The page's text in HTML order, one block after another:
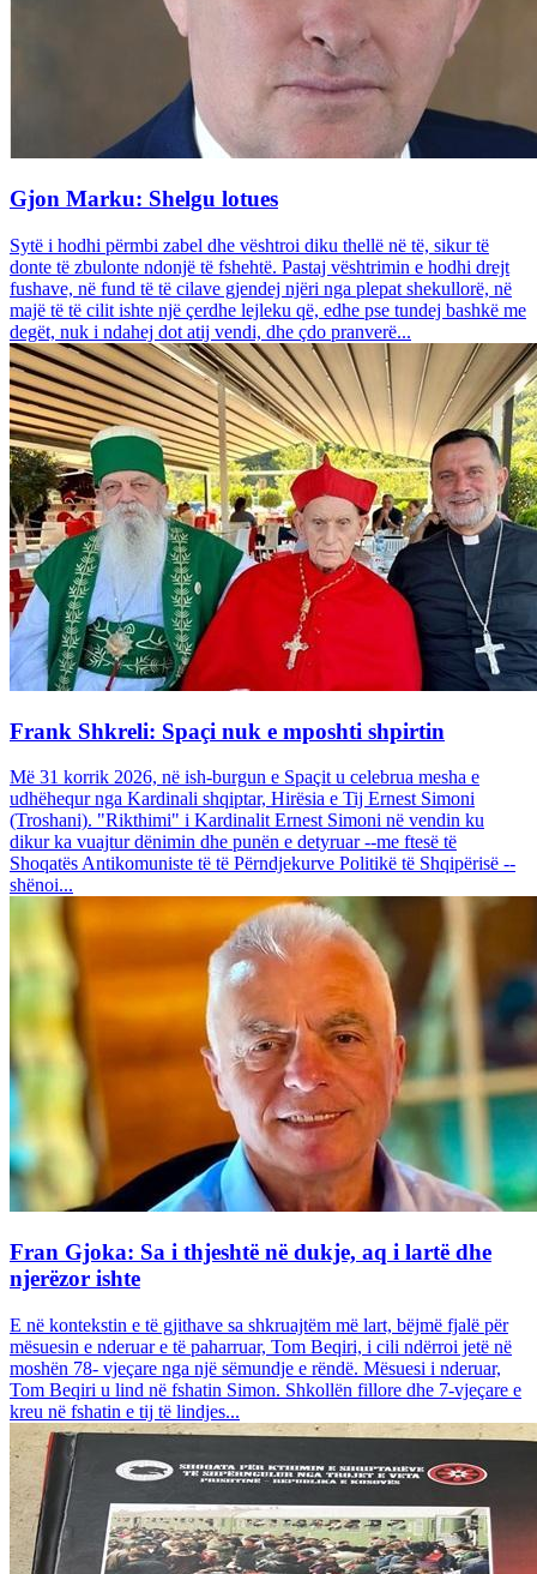
Gjon Marku: Shelgu lotues
Sytë i hodhi përmbi zabel dhe vështroi diku thellë në të, sikur të
donte të zbulonte ndonjë të fshehtë. Pastaj vështrimin e hodhi drejt
fushave, në fund të të cilave gjendej njëri nga plepat shekullorë, në
majë të të cilit ishte një çerdhe lejleku që, edhe pse tundej bashkë me
degët, nuk i ndahej dot atij vendi, dhe çdo pranverë...
Frank Shkreli: Spaçi nuk e mposhti shpirtin
Më 31 korrik 2026, në ish-burgun e Spaçit u celebrua mesha e
udhëhequr nga Kardinali shqiptar, Hirësia e Tij Ernest Simoni
(Troshani). "Rikthimi" i Kardinalit Ernest Simoni në vendin ku
dikur ka vuajtur dënimin dhe punën e detyruar --me ftesë të
Shoqatës Antikomuniste të të Përndjekurve Politikë të Shqipërisë --
shënoi...
Fran Gjoka: Sa i thjeshtë në dukje, aq i lartë dhe
njerëzor ishte
E në kontekstin e të gjithave sa shkruajtëm më lart, bëjmë fjalë për
mësuesin e nderuar e të paharruar, Tom Beqiri, i cili ndërroi jetë në
moshën 78- vjeçare nga një sëmundje e rëndë. Mësuesi i nderuar,
Tom Beqiri u lind në fshatin Simon. Shkollën fillore dhe 7-vjeçare e
kreu në fshatin e tij të lindjes...